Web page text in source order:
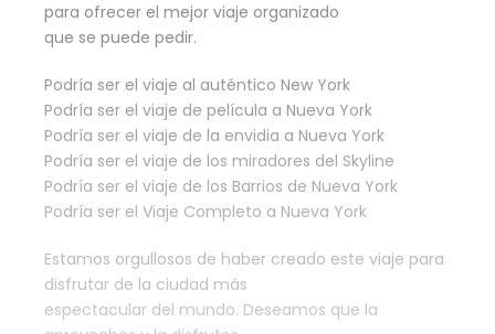
para ofrecer el mejor viaje organizado
que se puede pedir.
Podría ser el viaje al auténtico New York
Podría ser el viaje de película a Nueva York
Podría ser el viaje de la envidia a Nueva York
Podría ser el viaje de los miradores del Skyline
Podría ser el viaje de los Barrios de Nueva York
Podría ser el Viaje Completo a Nueva York
Estamos orgullosos de haber creado este viaje para
disfrutar de la ciudad más
espectacular del mundo. Deseamos que la